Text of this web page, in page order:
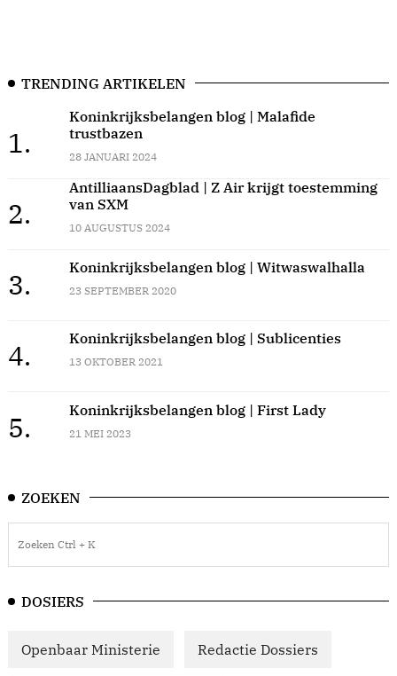
TRENDING ARTIKELEN
1.
Koninkrijksbelangen blog | Malafide
trustbazen
28 JANUARI 2024
2.
AntilliaansDagblad | Z Air krijgt toestemming
van SXM
10 AUGUSTUS 2024
3.
Koninkrijksbelangen blog | Witwaswalhalla
23 SEPTEMBER 2020
4.
Koninkrijksbelangen blog | Sublicenties
13 OKTOBER 2021
5.
Koninkrijksbelangen blog | First Lady
21 MEI 2023
ZOEKEN
DOSIERS
Openbaar Ministerie Redactie Dossiers